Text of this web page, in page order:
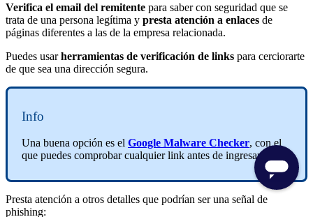
Verifica el email del remitente para saber con seguridad que se
trata de una persona legítima y presta atención a enlaces de
páginas diferentes a las de la empresa relacionada.
Puedes usarherramientas de verificación de links para cerciorarte
de que sea una dirección segura.
Info
Una buena opción es el Google Malware Checker, con el
que puedes comprobar cualquier link antes de ingresar.
Presta atención a otros detalles que podrían ser una señal de
phishing: